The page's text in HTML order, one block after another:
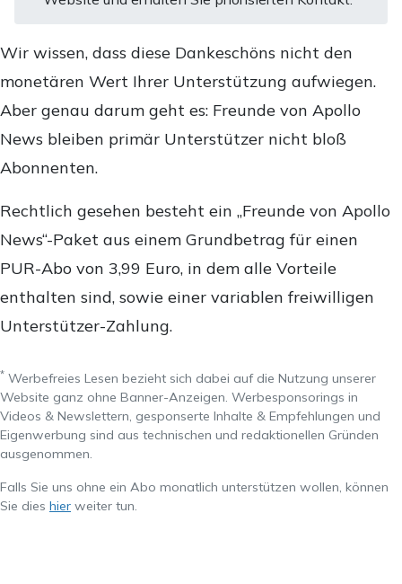
Wir wissen, dass diese Dankeschöns nicht den
monetären Wert Ihrer Unterstützung aufwiegen.
Aber genau darum geht es: Freunde von Apollo
News bleiben primär Unterstützer nicht bloß
Abonnenten.
Rechtlich gesehen besteht ein „Freunde von Apollo
News“-Paket aus einem Grundbetrag für einen
PUR-Abo von 3,99 Euro, in dem alle Vorteile
enthalten sind, sowie einer variablen freiwilligen
Unterstützer-Zahlung.
* Werbefreies Lesen bezieht sich dabei auf die Nutzung unserer
Website ganz ohne Banner-Anzeigen. Werbesponsorings in
Videos & Newslettern, gesponserte Inhalte & Empfehlungen und
Eigenwerbung sind aus technischen und redaktionellen Gründen
ausgenommen.
Falls Sie uns ohne ein Abo monatlich unterstützen wollen, können
Sie dies hier weiter tun.